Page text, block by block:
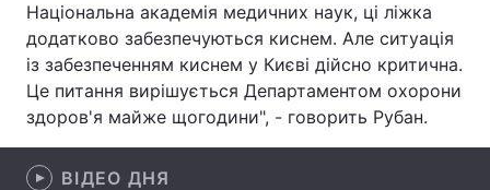
Техно і зв'язок Лайт
Зброя Інциденти
Здоров'я Туризм
Національна академія медичних наук, ці ліжка
додатково забезпечуються киснем. Але ситуація
із забезпеченням киснем у Києві дійсно критична.
Це питання вирішується Департаментом охорони
здоров'я майже щогодини", - говорить Рубан.
ВІДЕО ДНЯ